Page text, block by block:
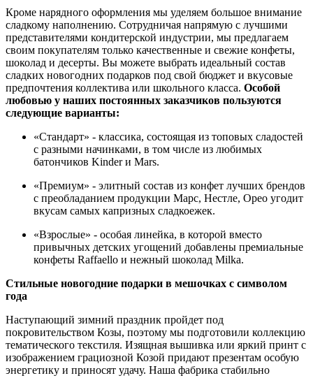
Кроме нарядного оформления мы уделяем большое внимание
сладкому наполнению. Сотрудничая напрямую с лучшими
представителями кондитерской индустрии, мы предлагаем
своим покупателям только качественные и свежие конфеты,
шоколад и десерты. Вы можете выбрать идеальный состав
сладких новогодних подарков под свой бюджет и вкусовые
предпочтения коллектива или школьного класса. Особой
любовью у наших постоянных заказчиков пользуются
следующие варианты:
«Стандарт» - классика, состоящая из топовых сладостей
с разными начинками, в том числе из любимых
батончиков Kinder и Mars.
«Премиум» - элитный состав из конфет лучших брендов
с преобладанием продукции Марс, Нестле, Орео угодит
вкусам самых капризных сладкоежек.
«Взрослые» - особая линейка, в которой вместо
привычных детских угощений добавлены премиальные
конфеты Raffaello и нежный шоколад Milka.
Стильные новогодние подарки в мешочках с символом
года
Наступающий зимний праздник пройдет под
покровительством Козы, поэтому мы подготовили коллекцию
тематического текстиля. Изящная вышивка или яркий принт с
изображением грациозной Козой придают презентам особую
энергетику и приносят удачу. Наша фабрика стабильно